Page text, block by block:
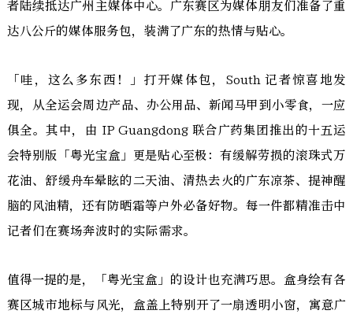
者陆续抵达广州主媒体中心。广东赛区为媒体朋友们准备了重
达八公斤的媒体服务包，装满了广东的热情与贴心。
「哇，这么多东西！」打开媒体包，South 记者惊喜地发
现，从全运会周边产品、办公用品、新闻马甲到小零食，一应
俱全。其中，由 IP Guangdong 联合广药集团推出的十五运
会特别版「粤光宝盒」更是贴心至极：有缓解劳损的滚珠式万
花油、舒缓舟车晕眩的二天油、清热去火的广东凉茶、提神醒
脑的风油精，还有防晒霜等户外必备好物。每一件都精准击中
记者们在赛场奔波时的实际需求。
值得一提的是，「粤光宝盒」的设计也充满巧思。盒身绘有各
赛区城市地标与风光，盒盖上特别开了一扇透明小窗，寓意广